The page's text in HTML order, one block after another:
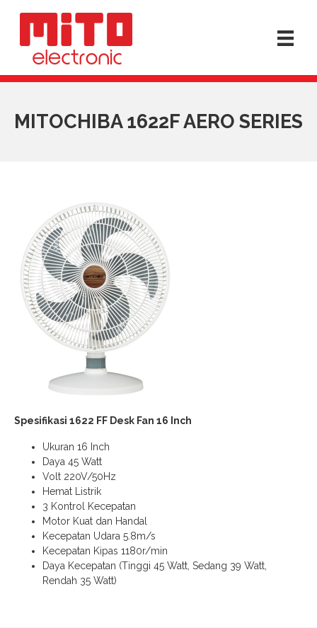
MITOCHIBA 1622F AERO SERIES
Spesifikasi 1622 FF Desk Fan 16 Inch
Ukuran 16 Inch
Daya 45 Watt
Volt 220V/50Hz
Hemat Listrik
3 Kontrol Kecepatan
Motor Kuat dan Handal
Kecepatan Udara 5.8m/s
Kecepatan Kipas 1180r/min
Daya Kecepatan (Tinggi 45 Watt, Sedang 39 Watt,
Rendah 35 Watt)